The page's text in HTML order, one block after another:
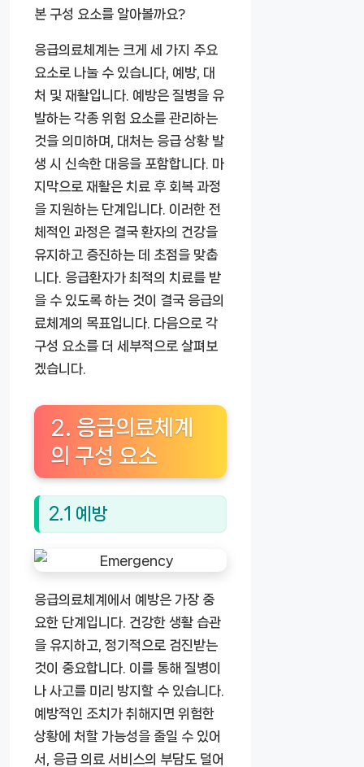
본 구성 요소를 알아볼까요?
응급의료체계는 크게 세 가지 주요
요소로 나눌 수 있습니다, 예방, 대
처 및 재활입니다. 예방은 질병을 유
발하는 각종 위험 요소를 관리하는
것을 의미하며, 대처는 응급 상황 발
생 시 신속한 대응을 포함합니다. 마
지막으로 재활은 치료 후 회복 과정
을 지원하는 단계입니다. 이러한 전
체적인 과정은 결국 환자의 건강을
유지하고 증진하는 데 초점을 맞춥
니다. 응급환자가 최적의 치료를 받
을 수 있도록 하는 것이 결국 응급의
료체계의 목표입니다. 다음으로 각
구성 요소를 더 세부적으로 살펴보
겠습니다.
2. 응급의료체계
의 구성 요소
2.1 예방
응급의료체계에서 예방은 가장 중
요한 단계입니다. 건강한 생활 습관
을 유지하고, 정기적으로 검진받는
것이 중요합니다. 이를 통해 질병이
나 사고를 미리 방지할 수 있습니다.
예방적인 조치가 취해지면 위험한
상황에 처할 가능성을 줄일 수 있어
서, 응급 의료 서비스의 부담도 덜어